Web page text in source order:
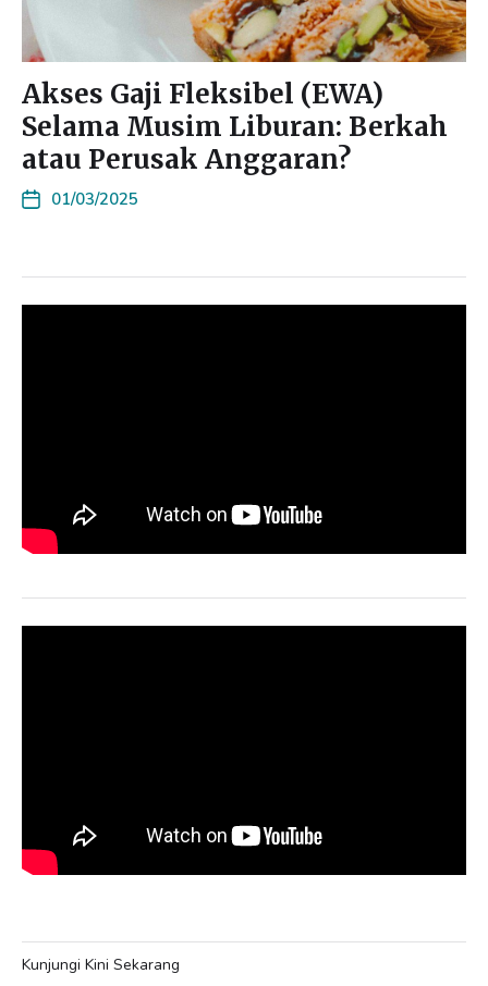
Akses Gaji Fleksibel (EWA)
Selama Musim Liburan: Berkah
atau Perusak Anggaran?
01/03/2025
Kunjungi Kini Sekarang